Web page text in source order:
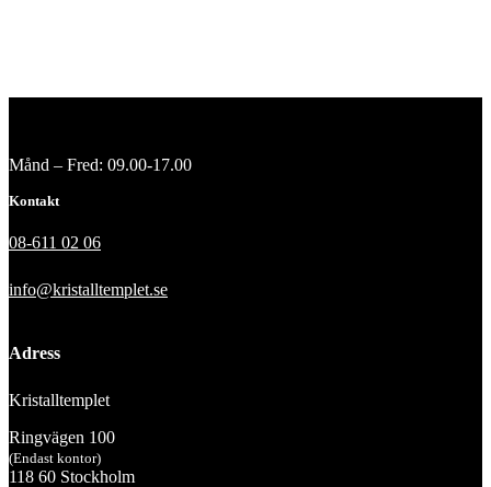
Månd – Fred: 09.00-17.00
Kontakt
08-611 02 06
info@kristalltemplet.se
Adress
Kristalltemplet
Ringvägen 100
(Endast kontor)
118 60 Stockholm